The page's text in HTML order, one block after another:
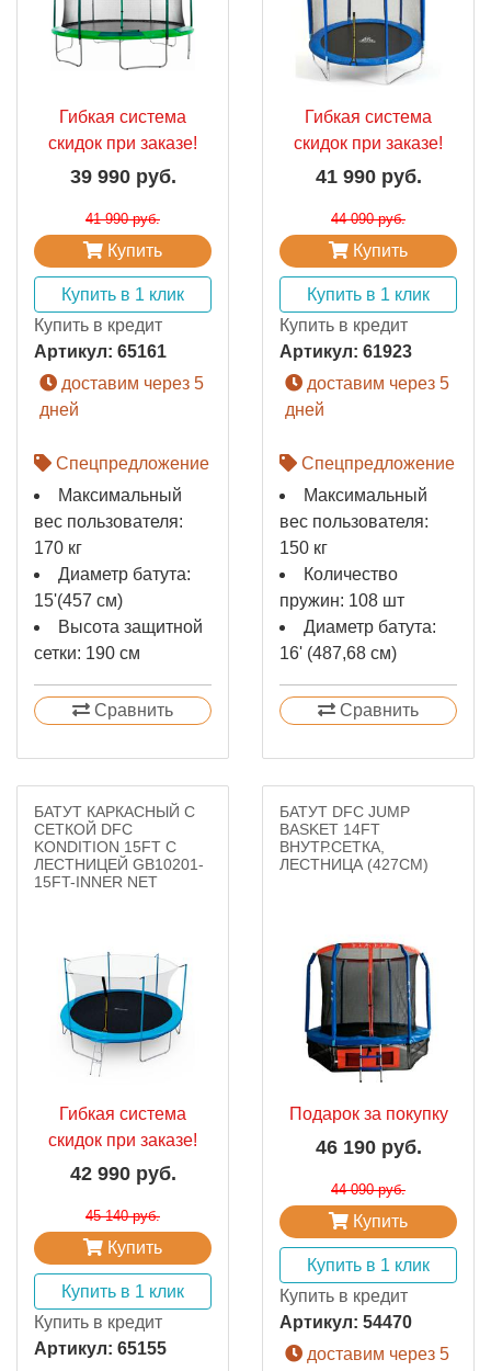
Гибкая система
скидок при заказе!
39 990 руб.
41 990 руб.
Купить
Купить в 1 клик
Купить в кредит
Артикул: 65161
доставим через 5
дней
Спецпредложение
Максимальный
вес пользователя:
170 кг
Диаметр батута:
15'(457 см)
Высота защитной
сетки: 190 см
Сравнить
Гибкая система
скидок при заказе!
41 990 руб.
44 090 руб.
Купить
Купить в 1 клик
Купить в кредит
Артикул: 61923
доставим через 5
дней
Спецпредложение
Максимальный
вес пользователя:
150 кг
Количество
пружин: 108 шт
Диаметр батута:
16' (487,68 см)
Сравнить
БАТУТ КАРКАСНЫЙ С
СЕТКОЙ DFC
KONDITION 15FT С
ЛЕСТНИЦЕЙ GB10201-
15FT-INNER NET
Гибкая система
скидок при заказе!
42 990 руб.
45 140 руб.
Купить
Купить в 1 клик
Купить в кредит
Артикул: 65155
БАТУТ DFC JUMP
BASKET 14FT
ВНУТР.СЕТКА,
ЛЕСТНИЦА (427CМ)
Подарок за покупку
46 190 руб.
44 090 руб.
Купить
Купить в 1 клик
Купить в кредит
Артикул: 54470
доставим через 5